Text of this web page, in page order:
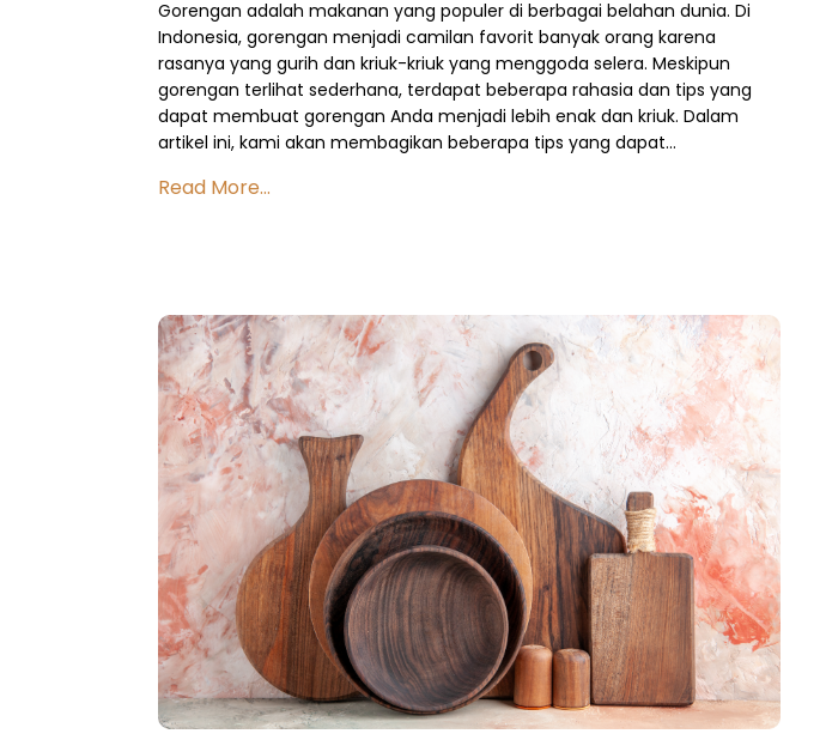
Gorengan adalah makanan yang populer di berbagai belahan dunia. Di
Indonesia, gorengan menjadi camilan favorit banyak orang karena
rasanya yang gurih dan kriuk-kriuk yang menggoda selera. Meskipun
gorengan terlihat sederhana, terdapat beberapa rahasia dan tips yang
dapat membuat gorengan Anda menjadi lebih enak dan kriuk. Dalam
artikel ini, kami akan membagikan beberapa tips yang dapat…
Read More...